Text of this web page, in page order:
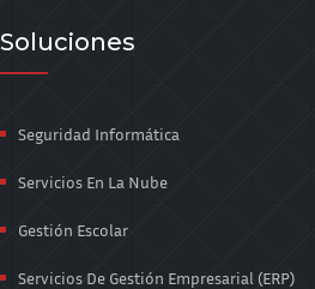
Soluciones
Seguridad Informática
Servicios En La Nube
Gestión Escolar
Servicios De Gestión Empresarial (ERP)